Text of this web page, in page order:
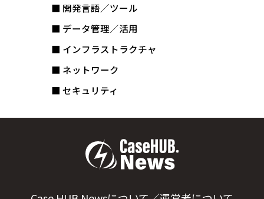
■ 開発言語／ツール
■ データ管理／活用
■ インフラストラクチャ
■ ネットワーク
■ セキュリティ